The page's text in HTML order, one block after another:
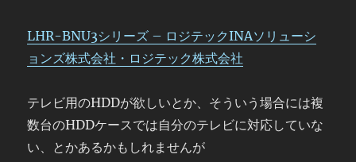
LHR-BNU3シリーズ – ロジテックINAソリューシ
ョンズ株式会社・ロジテック株式会社
テレビ用のHDDが欲しいとか、そういう場合には複
数台のHDDケースでは自分のテレビに対応していな
い、とかあるかもしれませんが